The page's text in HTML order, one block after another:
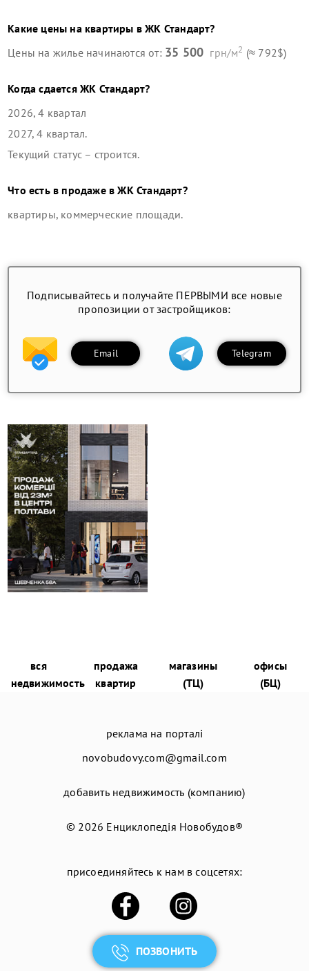
ПОЗВОНИТЬ
Какие цены на квартиры вЖК Стандарт?
Цены на жилье начинаются от: 35 500 грн/м2 (≈ 792$)
Когда сдаетсяЖК Стандарт?
2026, 4 квартал
2027, 4 квартал.
Текущий статус – строится.
Что есть в продаже вЖК Стандарт?
квартиры, коммерческие площади.
Подписывайтесь и получайте ПЕРВЫМИ все новые
пропозиции от застройщиков:
Email Telegram
вся
недвижимость
продажа
квартир
магазины
(ТЦ)
офисы
(БЦ)
реклама на порталі
novobudovy.com@gmail.com
добавить недвижимость (компанию)
© 2026 Енциклопедія Новобудов®
присоединяйтесь к нам в соцсетях: